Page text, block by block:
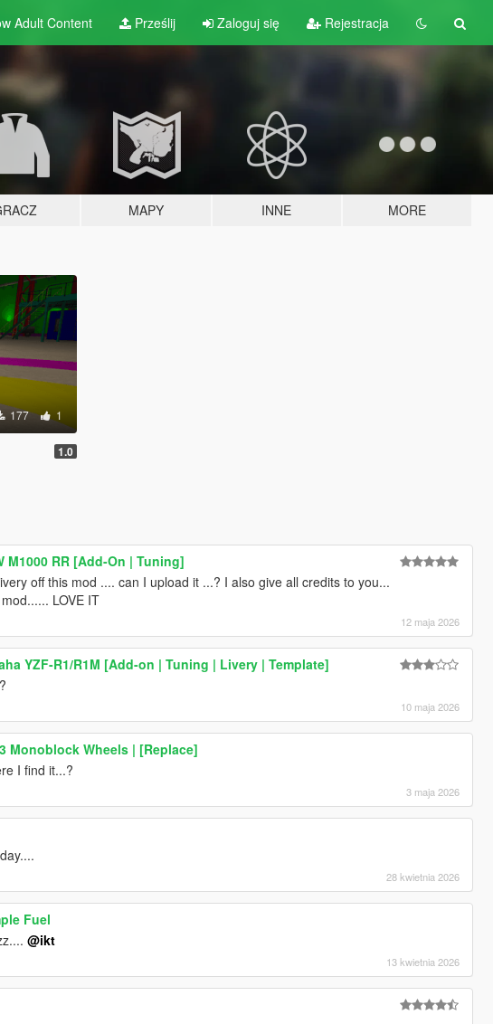
AdultContent Prześlij Zaloguj się Rejestracja
MAPY INNE MORE
177 1
1.0
M1000 RR [Add-On | Tuning]
off this mod .... can I upload it ...? I also give all credits to you...
LOVE IT
12 maja 2026
YZF-R1/R1M [Add-on | Tuning | Livery | Template]
10 maja 2026
Monoblock Wheels | [Replace]
I find it...?
3 maja 2026
28 kwietnia 2026
Fuel
@ikt
13 kwietnia 2026